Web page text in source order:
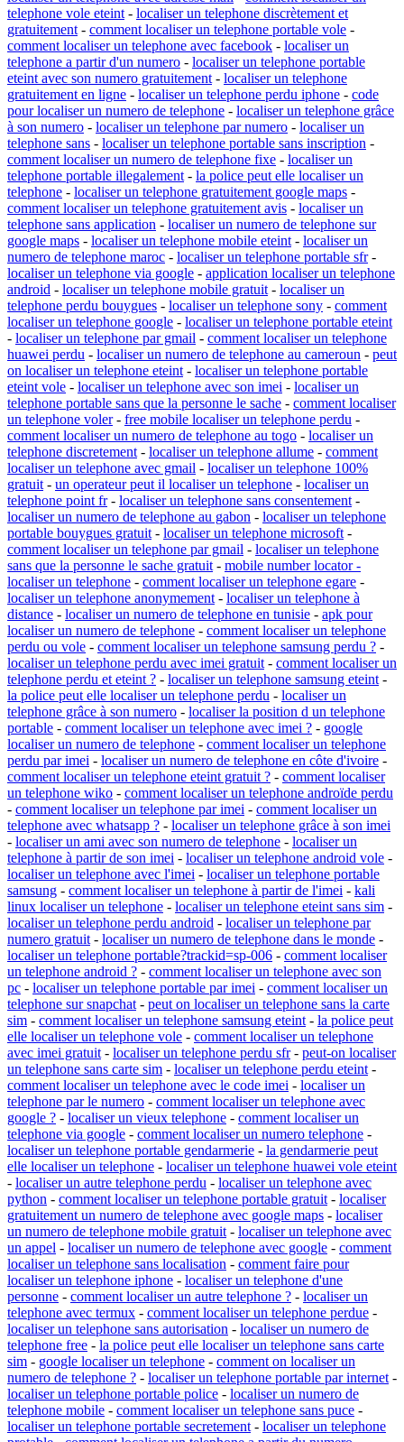
telephone vole eteint - localiser un telephone discrètement et
gratuitement - comment localiser un telephone portable vole -
comment localiser un telephone avec facebook - localiser un
telephone a partir d'un numero - localiser un telephone portable
eteint avec son numero gratuitement - localiser un telephone
gratuitement en ligne - localiser un telephone perdu iphone - code
pour localiser un numero de telephone - localiser un telephone grâce
à son numero - localiser un telephone par numero - localiser un
telephone sans - localiser un telephone portable sans inscription -
comment localiser un numero de telephone fixe - localiser un
telephone portable illegalement - la police peut elle localiser un
telephone - localiser un telephone gratuitement google maps -
comment localiser un telephone gratuitement avis - localiser un
telephone sans application - localiser un numero de telephone sur
google maps - localiser un telephone mobile eteint - localiser un
numero de telephone maroc - localiser un telephone portable sfr-
localiser un telephone via google - application localiser un telephone
android - localiser un telephone mobile gratuit - localiser un
telephone perdu bouygues - localiser un telephone sony - comment
localiser un telephone google - localiser un telephone portable eteint
- localiser un telephone par gmail - comment localiser un telephone
huawei perdu - localiser un numero de telephone au cameroun - peut
on localiser un telephone eteint - localiser un telephone portable
eteint vole - localiser un telephone avec son imei - localiser un
telephone portable sans que la personne le sache - comment localiser
un telephone voler- free mobile localiser un telephone perdu -
comment localiser un numero de telephone au togo - localiser un
telephone discretement - localiser un telephone allume - comment
localiser un telephone avec gmail - localiser un telephone 100%
gratuit - un operateur peut il localiser un telephone - localiser un
telephone point fr- localiser un telephone sans consentement -
localiser un numero de telephone au gabon - localiser un telephone
portable bouygues gratuit - localiser un telephone microsoft -
comment localiser un telephone par gmail - localiser un telephone
sans que la personne le sache gratuit - mobile number locator -
localiser un telephone - comment localiser un telephone egare -
localiser un telephone anonymement - localiser un telephone à
distance - localiser un numero de telephone en tunisie - apk pour
localiser un numero de telephone - comment localiser un telephone
perdu ou vole - comment localiser un telephone samsung perdu ? -
localiser un telephone perdu avec imei gratuit - comment localiser un
telephone perdu et eteint ? - localiser un telephone samsung eteint -
la police peut elle localiser un telephone perdu - localiser un
telephone grâce à son numero - localiser la position d un telephone
portable - comment localiser un telephone avec imei ? - google
localiser un numero de telephone - comment localiser un telephone
perdu par imei - localiser un numero de telephone en côte d'ivoire -
comment localiser un telephone eteint gratuit ? - comment localiser
un telephone wiko - comment localiser un telephone androïde perdu
- comment localiser un telephone par imei - comment localiser un
telephone avec whatsapp ? - localiser un telephone grâce à son imei
- localiser un ami avec son numero de telephone - localiser un
telephone à partir de son imei - localiser un telephone android vole -
localiser un telephone avec l'imei - localiser un telephone portable
samsung - comment localiser un telephone à partir de l'imei - kali
linux localiser un telephone - localiser un telephone eteint sans sim -
localiser un telephone perdu android - localiser un telephone par
numero gratuit - localiser un numero de telephone dans le monde -
localiser un telephone portable?trackid=sp-006 - comment localiser
un telephone android ? - comment localiser un telephone avec son
pc - localiser un telephone portable par imei - comment localiser un
telephone sur snapchat - peut on localiser un telephone sans la carte
sim - comment localiser un telephone samsung eteint - la police peut
elle localiser un telephone vole - comment localiser un telephone
avec imei gratuit - localiser un telephone perdu sfr- peut-on localiser
un telephone sans carte sim - localiser un telephone perdu eteint -
comment localiser un telephone avec le code imei - localiser un
telephone par le numero - comment localiser un telephone avec
google ? - localiser un vieux telephone - comment localiser un
telephone via google - comment localiser un numero telephone -
localiser un telephone portable gendarmerie - la gendarmerie peut
elle localiser un telephone - localiser un telephone huawei vole eteint
- localiser un autre telephone perdu - localiser un telephone avec
python - comment localiser un telephone portable gratuit - localiser
gratuitement un numero de telephone avec google maps - localiser
un numero de telephone mobile gratuit - localiser un telephone avec
un appel - localiser un numero de telephone avec google - comment
localiser un telephone sans localisation - comment faire pour
localiser un telephone iphone - localiser un telephone d'une
personne - comment localiser un autre telephone ? - localiser un
telephone avec termux - comment localiser un telephone perdue -
localiser un telephone sans autorisation - localiser un numero de
telephone free - la police peut elle localiser un telephone sans carte
sim - google localiser un telephone - comment on localiser un
numero de telephone ? - localiser un telephone portable par internet -
localiser un telephone portable police - localiser un numero de
telephone mobile - comment localiser un telephone sans puce -
localiser un telephone portable secretement - localiser un telephone